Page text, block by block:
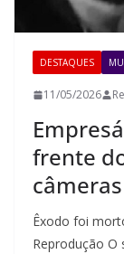
DESTAQUES
11/05/2026
frente
Êxodo foi
Reprodução O